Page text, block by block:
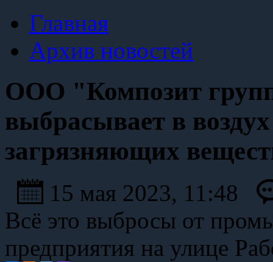
Главная
Архив новостей
ООО "Композит
выбрасывает в
загрязняющих
15 мая 2023, 11:48
Всё это выбросы от
предприятия на улице